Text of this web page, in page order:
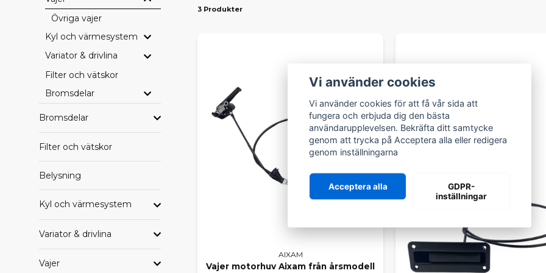
Övriga vajer
Kyl och värmesystem
Variator & drivlina
Filter och vätskor
Bromsdelar
Bromsdelar
Filter och vätskor
Belysning
Kyl och värmesystem
Variator & drivlina
Vajer
Aixam City, Coupe, Crossline,
– från äldre årsmodeller till dagens modeller. Här hittar du allt
drivlinekomponenter och motordelar till interiör, belysning och elektronik.
SE HELA VÅRT SORTIMENT FÖR
Vill du bläddra bland samtliga delar till din modell? Här hittar du
leverans direkt från vårt lager.
HITTAR DU INTE RÄTT DEL?
Saknar du en specifik originaldel i webbutiken? Kontakta oss gärna så
beställa hem rätt del. Vi arbetar dagligen med både privatpersoner och
Med rätt originaldelar håller du din Aixam i toppskick – tryggt, säkert och
3 Produkter
AIXAM
Vajer motorhuv Aixam från årsmodell
Vi använder cookies
Vi använder cookies för att få vår sida att
fungera och erbjuda dig den bästa
användarupplevelsen. Bekräfta ditt samtycke
genom att trycka på Acceptera alla eller redigera
genom inställningarna
Acceptera alla
GDPR-
inställningar